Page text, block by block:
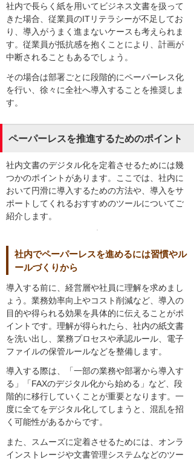
社内で長らく紙を用いてビジネス文書を扱って
きた場合、従業員のITリテラシーが不足してお
り、導入がうまく進まないケースも考えられま
す。従業員が抵抗感を抱くことにより、計画が
中断されることもあるでしょう。
その場合は部署ごとに段階的にペーパーレス化
を行い、徐々に全社へ導入することを推奨しま
す。
ペーパーレスを推進するためのポイント
社内文書のデジタル化を定着させるためには幾
つかのポイントがあります。ここでは、社内に
おいて円滑に導入するための方法や、導入をサ
ポートしてくれるおすすめのツールについてご
紹介します。
社内でペーパーレスを進めるには習慣やル
ールづくりから
導入する前に、経営層や社員に理解を求めまし
ょう。業務効率向上やコスト削減など、導入の
目的や得られる効果を具体的に伝えることがポ
イントです。理解が得られたら、社内の紙文書
を洗い出し、業務プロセスや承認ルール、電子
ファイルの保管ルールなどを整備します。
導入する際は、「一部の業務や部署から導入す
る」「FAXのデジタル化から始める」など、段
階的に移行していくことが重要となります。一
度に全てをデジタル化してしまうと、混乱を招
く可能性があるからです。
また、スムーズに定着させるためには、オンラ
インストレージや文書管理システムなどのツー